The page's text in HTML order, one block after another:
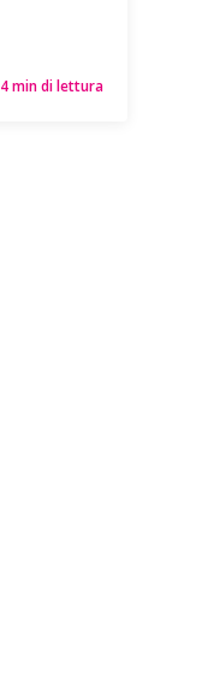
4 min di lettura